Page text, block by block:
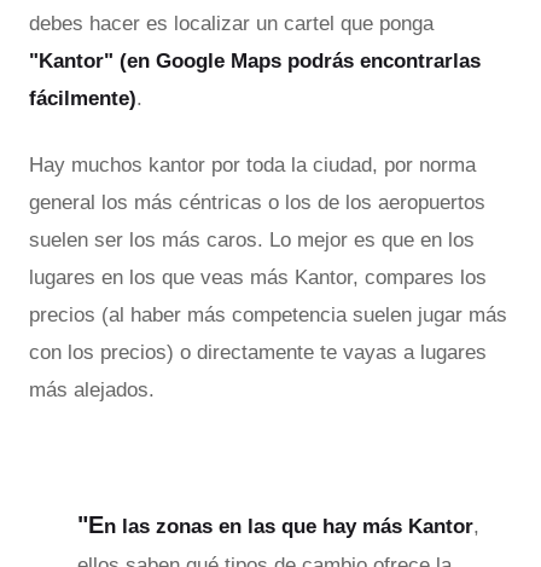
debes hacer es localizar un cartel que ponga
"Kantor" (en Google Maps podrás encontrarlas
fácilmente).
Hay muchos kantor por toda la ciudad, por norma
general los más céntricas o los de los aeropuertos
suelen ser los más caros. Lo mejor es que en los
lugares en los que veas más Kantor, compares los
precios (al haber más competencia suelen jugar más
con los precios) o directamente te vayas a lugares
más alejados.
"En las zonas en las que hay más Kantor,